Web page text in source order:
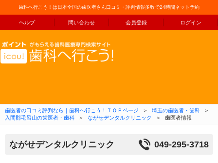
歯科へ行こう！は日本全国の歯医者さん口コミ・評判情報多数で24時間ネット予約
ヘルプ 問い合わせ 会員登録 ログイン
コンテンツへ移動
歯医者の口コミ評判なら｜歯科へ行こう！ＴＯＰページ ＞ 埼玉の歯医者・歯科
＞
入間郡毛呂山の歯医者・歯科
＞ ながせデンタルクリニック ＞ 歯医者情報
ながせデンタルクリニック 049-295-3718